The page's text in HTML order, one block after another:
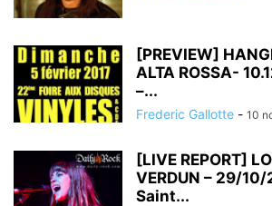
[PREVIEW]
ALTA ROSSA-
–...
Frederic Gallotte - 10
[LIVE REPORT]
VERDUN – 29/
Saint...